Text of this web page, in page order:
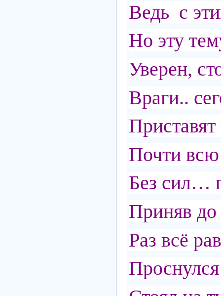
Ведь с
Но эту
Уверен,
Враги..
Почти
Без сил…
Приняв
Раз всё